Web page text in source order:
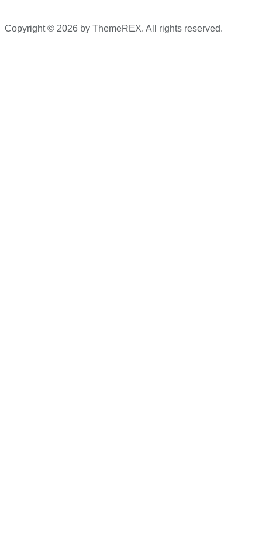
Copyright © 2026 by ThemeREX. All rights reserved.